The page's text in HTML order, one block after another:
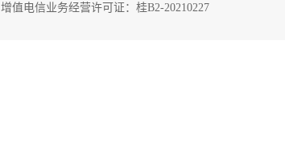
增值电信业务经营许可证：桂B2-20210227